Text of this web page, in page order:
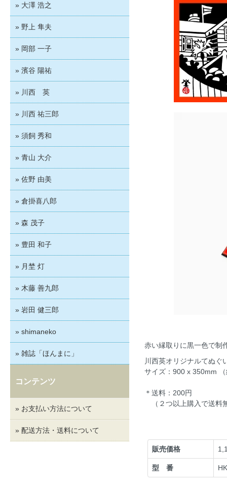
赤い縁取りに黒一色で制
川西英オリジナルてぬぐ
サイズ：900 x 350mm
＊送料：200円
（２つ以上購入で送料
販売価格
型 番
» 大澤 浩之
» 野上 隼夫
» 岡部 一子
» 濱谷 陽祐
» 川西 英
» 川西 祐三郎
» 須飼 秀和
» 青山 大介
» 佐野 由美
» 倉掛喜八郎
» 森 茂子
» 豊田 和子
» 月埜 灯
» 木藤 善九郎
» 岩田 健三郎
» shimaneko
» 雑誌「ほんまに」
コンテンツ
» お支払い方法について
» 配送方法・送料について